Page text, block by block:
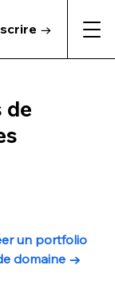
→
de
un portfolio
domaine →